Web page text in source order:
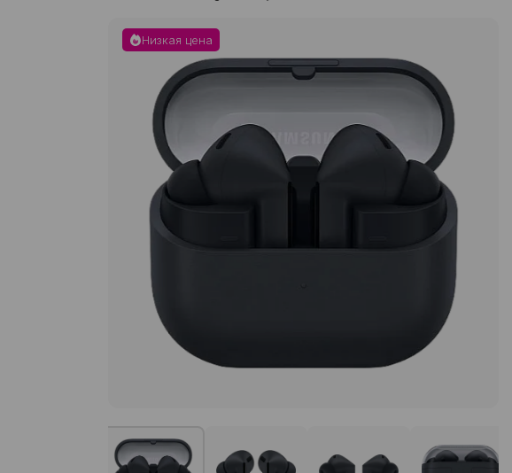
Низкая цена